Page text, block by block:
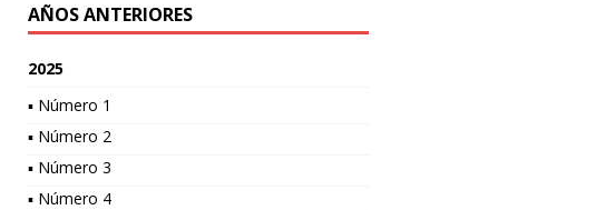
AÑOS ANTERIORES
2025
▪ Número 1
▪ Número 2
▪ Número 3
▪ Número 4